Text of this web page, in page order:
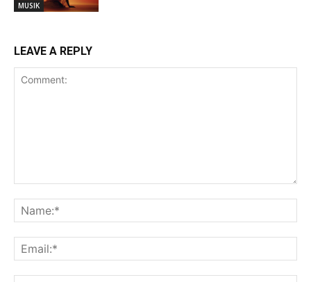
MUSIK
LEAVE A REPLY